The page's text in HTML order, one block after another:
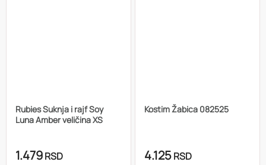
Rubies Suknja i rajf Soy
Luna Amber veličina XS
1.479RSD
Kostim Žabica 082525
4.125RSD